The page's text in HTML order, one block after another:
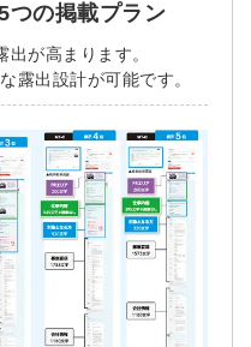
つの掲載プラン
が高まります。
露出設計が可能です。
課題の解決、新しい採用の
組みなどを取材したインタ
ー記事が読める
にまつわる独自の調査レポ
が届く
に役立つ記事・資料が届く
アドレス